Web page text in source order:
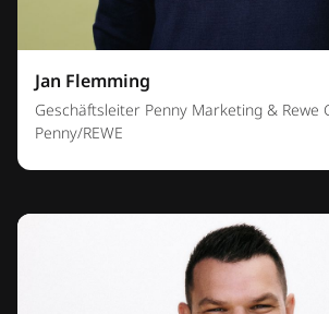
Jan Flemming
Geschäftsleiter Penny Marketing & Rewe
Penny/REWE